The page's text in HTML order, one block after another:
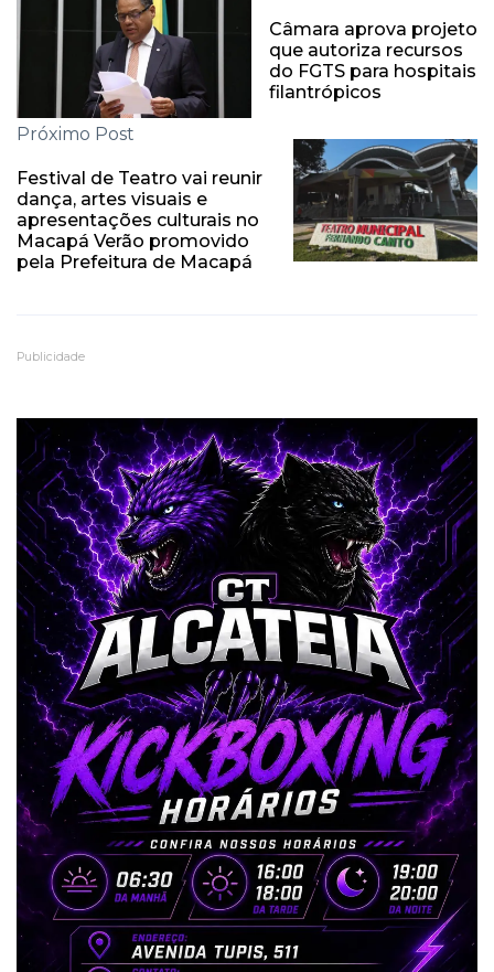
Câmara aprova projeto
que autoriza recursos
do FGTS para hospitais
filantrópicos
Próximo Post
Festival de Teatro vai reunir
dança, artes visuais e
apresentações culturais no
Macapá Verão promovido
pela Prefeitura de Macapá
Publicidade